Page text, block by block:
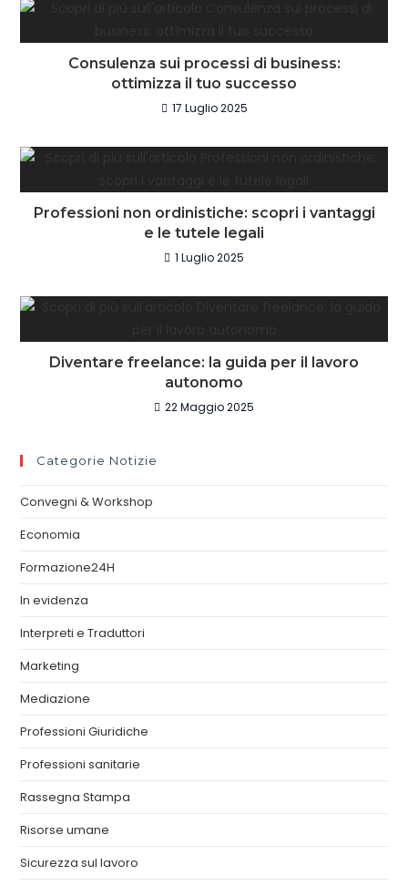
Consulenza sui processi di business:
ottimizza il tuo successo
17 Luglio 2025
Professioni non ordinistiche: scopri i vantaggi
e le tutele legali
1 Luglio 2025
Diventare freelance: la guida per il lavoro
autonomo
22 Maggio 2025
Categorie Notizie
Convegni & Workshop
Economia
Formazione24H
In evidenza
Interpreti e Traduttori
Marketing
Mediazione
Professioni Giuridiche
Professioni sanitarie
Rassegna Stampa
Risorse umane
Sicurezza sul lavoro